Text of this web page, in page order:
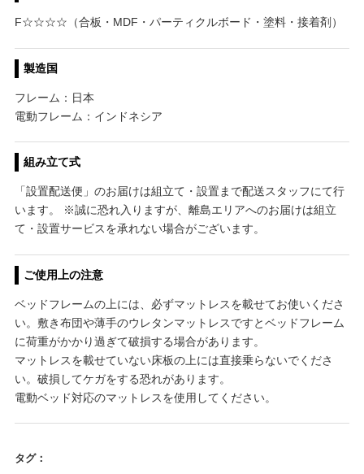
F☆☆☆☆（合板・MDF・パーティクルボード・塗料・接着剤）
製造国
フレーム：日本
電動フレーム：インドネシア
組み立て式
「設置配送便」のお届けは組立て・設置まで配送スタッフにて行
います。 ※誠に恐れ入りますが、離島エリアへのお届けは組立
て・設置サービスを承れない場合がございます。
ご使用上の注意
ベッドフレームの上には、必ずマットレスを載せてお使いくださ
い。敷き布団や薄手のウレタンマットレスですとベッドフレーム
に荷重がかかり過ぎて破損する場合があります。
マットレスを載せていない床板の上には直接乗らないでくださ
い。破損してケガをする恐れがあります。
電動ベッド対応のマットレスを使用してください。
タグ：